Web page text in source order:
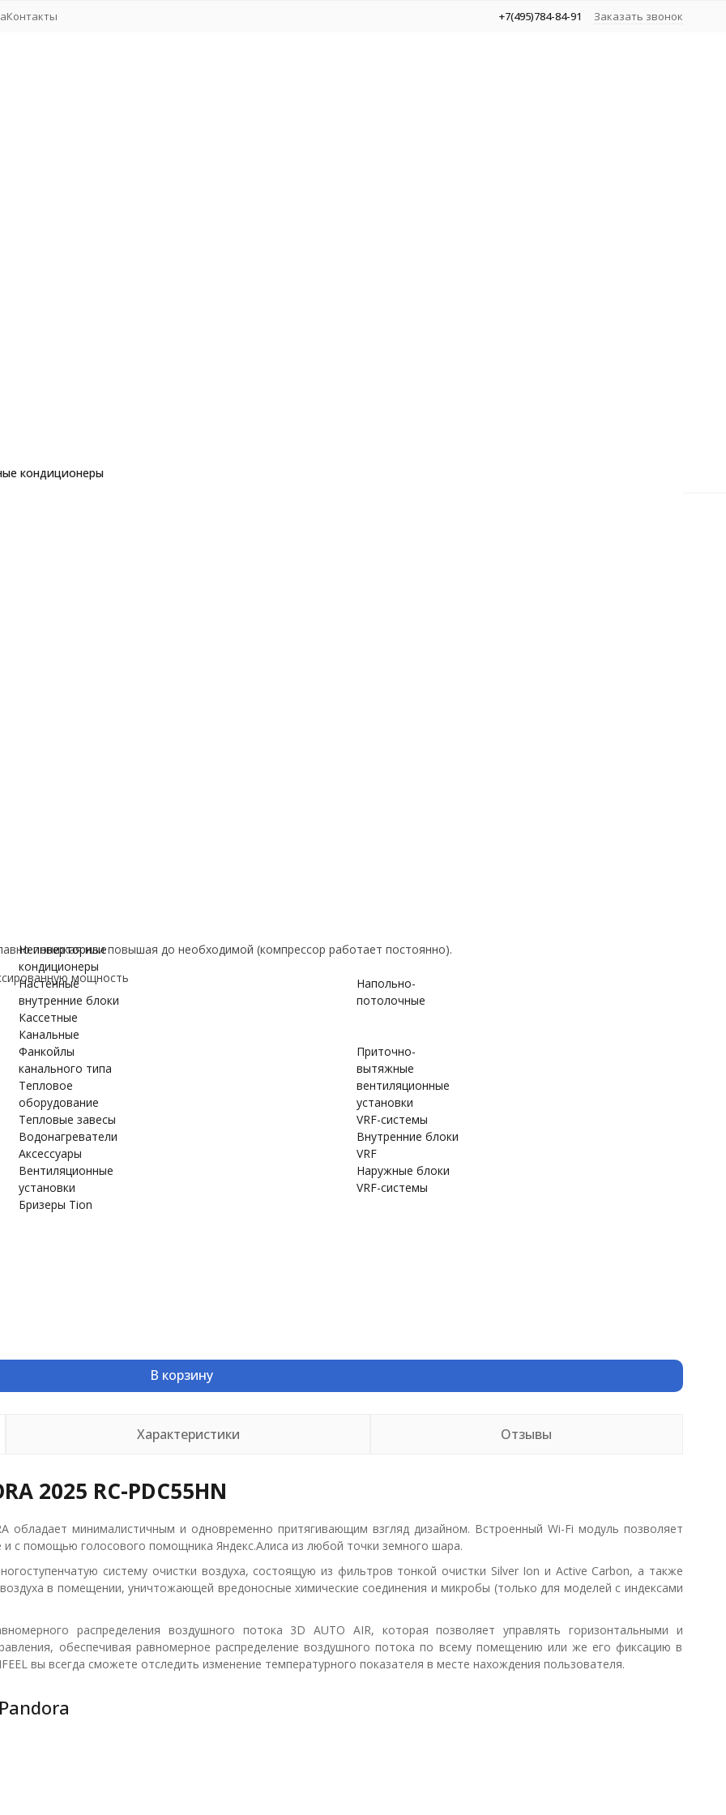
Контакты +7(495)784-84-91 Заказать звонок
кондиционеры
Неинверторные
кондиционеры
Настенные
внутренние блоки
Кассетные
Канальные
Напольно-
потолочные
Фанкойлы
канального типа
Тепловое
оборудование
Тепловые завесы
Водонагреватели
Аксессуары
Вентиляционные
установки
Бризеры Tion
Приточно-
вытяжные
вентиляционные
установки
VRF-системы
Внутренние блоки
VRF
Наружные блоки
VRF-системы
понижая или повышая до необходимой (компрессор работает постоянно).
мощность
В корзину
Характеристики Отзывы
2025 RC-PDC55HN
обладает минималистичным и одновременно притягивающим взгляд дизайном. Встроенный Wi-Fi модуль позволяет
с помощью голосового помощника Яндекс.Алиса из любой точки земного шара.
систему очистки воздуха, состоящую из фильтров тонкой очистки Silver Ion и Active Carbon, а также
в помещении, уничтожающей вредоносные химические соединения и микробы (только для моделей с индексами
распределения воздушного потока 3D AUTO AIR, которая позволяет управлять горизонтальными и
обеспечивая равномерное распределение воздушного потока по всему помещению или же его фиксацию в
вы всегда сможете отследить изменение температурного показателя в месте нахождения пользователя.